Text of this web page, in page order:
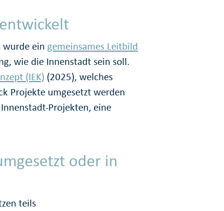
wurde eingemeinsames Leitbild
wie die Innenstadt sein soll.
(IEK) (2025), welches
Projekte umgesetzt werden
Projekten, eine
oder in
teils